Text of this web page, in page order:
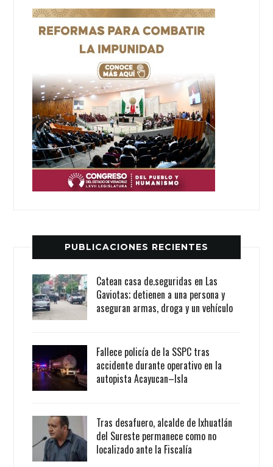
PUBLICACIONES RECIENTES
Catean casa de.seguridas en Las
Gaviotas; detienen a una persona y
aseguran armas, droga y un vehículo
Fallece policía de la SSPC tras
accidente durante operativo en la
autopista Acayucan–Isla
Tras desafuero, alcalde de Ixhuatlán
del Sureste permanece como no
localizado ante la Fiscalía